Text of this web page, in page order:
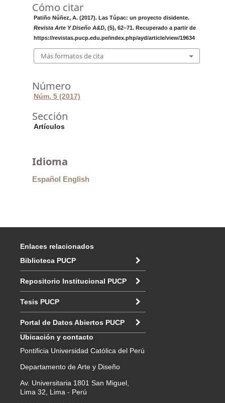
Cómo citar
Patiño Núñez, A. (2017). Las Túpac: un proyecto disidente.
Revista Arte Y Diseño A&D, (5), 62–71. Recuperado a partir de
https://revistas.pucp.edu.pe/index.php/ayd/article/view/19634
Más formatos de cita
Número
Núm. 5 (2017)
Sección
Artículos
Idioma
Español English
Enlaces relacionados
Biblioteca PUCP
Repositorio Institucional PUCP
Tesis PUCP
Portal de Datos Abiertos PUCP
Ubicación y contacto
Pontificia Universidad Católica del Perú
Departamento de Arte y Diseño
Av. Universitaria 1801 San Miguel,
Lima 32, Lima - Perú